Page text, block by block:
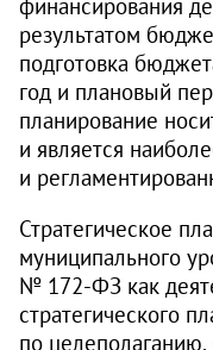
результатом
подготовка
год и плановый
планирование
и является
и
Стратегическое
муниципального
№ 172‑ФЗ как
стратегического
по